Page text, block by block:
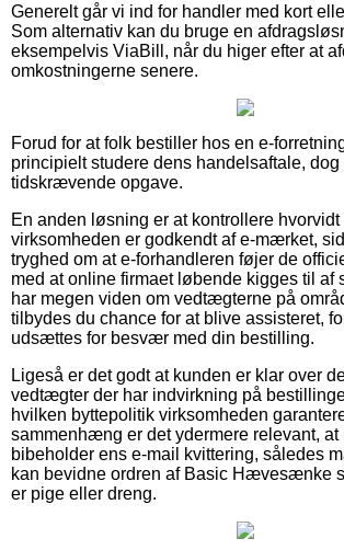
Generelt går vi ind for handler med kort
Som alternativ kan du bruge en
eksempelvis ViaBill, når du higer efter at
omkostningerne senere.
Forud for at folk bestiller hos en e-
principielt studere dens handelsaftale, dog
tidskrævende opgave.
En anden løsning er at kontrollere hvorvidt
virksomheden er godkendt af e-mærket,
tryghed om at e-forhandleren føjer de
med at online firmaet løbende kigges til af
har megen viden om vedtægterne på
tilbydes du chance for at blive assisteret,
udsættes for besvær med din bestilling.
Ligeså er det godt at kunden er klar over
vedtægter der har indvirkning på
hvilken byttepolitik virksomheden
sammenhæng er det ydermere relevant, at
bibeholder ens e-mail kvittering, således
kan bevidne ordren af Basic Hævesænke
er pige eller dreng.